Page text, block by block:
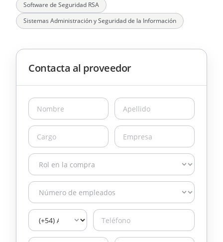
Software de Seguridad RSA
Sistemas Administración y Seguridad de la Información
Contacta al proveedor